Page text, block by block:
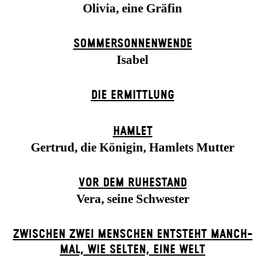
Olivia, eine Gräfin
SOMMER­SONNEN­WENDE
Isabel
DIE ERMITTLUNG
HAMLET
Gertrud, die Königin, Hamlets Mutter
VOR DEM RUHESTAND
Vera, seine Schwester
ZWISCHEN ZWEI MENSCHEN ENT­STEHT MANCH­
MAL, WIE SELTEN, EINE WELT